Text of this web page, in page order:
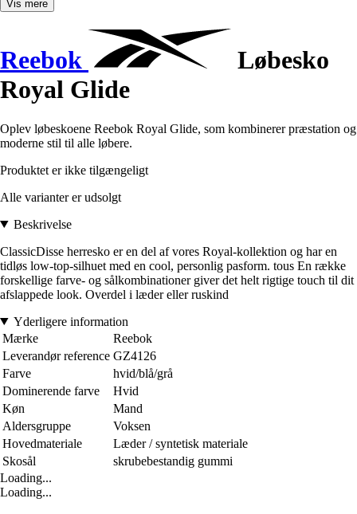
Vis mere
Reebok
Løbesko
Royal Glide
Oplev løbeskoene Reebok Royal Glide, som kombinerer præstation og
moderne stil til alle løbere.
Produktet er ikke tilgængeligt
Alle varianter er udsolgt
Beskrivelse
ClassicDisse herresko er en del af vores Royal-kollektion og har en
tidløs low-top-silhuet med en cool, personlig pasform. tous En række
forskellige farve- og sålkombinationer giver det helt rigtige touch til dit
afslappede look. Overdel i læder eller ruskind
Yderligere information
Mærke
Reebok
Leverandør reference GZ4126
Farve
hvid/blå/grå
Dominerende farve
Hvid
Køn
Mand
Aldersgruppe
Voksen
Hovedmateriale
Læder / syntetisk materiale
Skosål
skrubebestandig gummi
Loading...
Loading...